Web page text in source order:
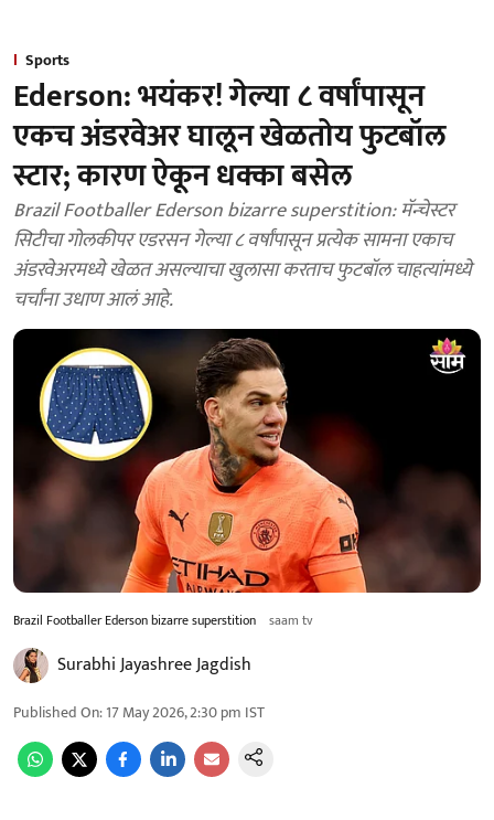
Sports
Ederson: भयंकर! गेल्या ८ वर्षांपासून
एकच अंडरवेअर घालून खेळतोय फुटबॉल
स्टार; कारण ऐकून धक्का बसेल
Brazil Footballer Ederson bizarre superstition: मॅन्चेस्टर
सिटीचा गोलकीपर एडरसन गेल्या ८ वर्षांपासून प्रत्येक सामना एकाच
अंडरवेअरमध्ये खेळत असल्याचा खुलासा करताच फुटबॉल चाहत्यांमध्ये
चर्चांना उधाण आलं आहे.
Brazil Footballer Ederson bizarre superstition saam tv
Surabhi Jayashree Jagdish
Published On:17 May 2026, 2:30 pm IST